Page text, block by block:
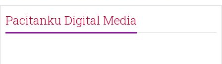
Pacitanku Digital Media